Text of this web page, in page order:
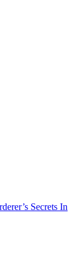
Secrets In